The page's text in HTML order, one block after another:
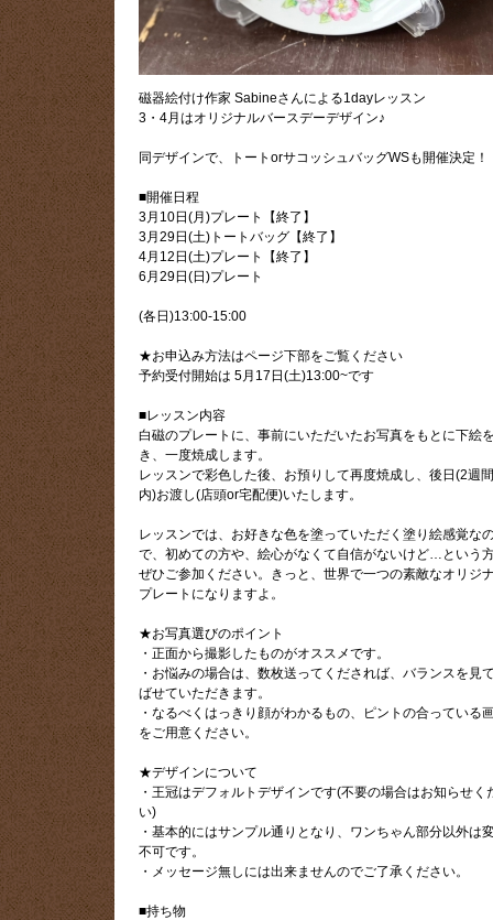
磁器絵付け作家 Sabineさんによる1dayレッスン
3・4月はオリジナルバースデーデザイン♪
同デザインで、トートorサコッシュバッグWSも開催決定！
■開催日程
3月10日(月)プレート【終了】
3月29日(土)トートバッグ【終了】
4月12日(土)プレート【終了】
6月29日(日)プレート
(各日)13:00-15:00
★お申込み方法はページ下部をご覧ください
予約受付開始は 5月17日(土)13:00~です
■レッスン内容
白磁のプレートに、事前にいただいたお写真をもとに下絵
き、一度焼成します。
レッスンで彩色した後、お預りして再度焼成し、後日(2週
内)お渡し(店頭or宅配便)いたします。
レッスンでは、お好きな色を塗っていただく塗り絵感覚な
で、初めての方や、絵心がなくて自信がないけど…という
ぜひご参加ください。きっと、世界で一つの素敵なオリジ
プレートになりますよ。
★お写真選びのポイント
・正面から撮影したものがオススメです。
・お悩みの場合は、数枚送ってくだされば、バランスを見
ばせていただきます。
・なるべくはっきり顔がわかるもの、ピントの合っている
をご用意ください。
★デザインについて
・王冠はデフォルトデザインです(不要の場合はお知らせく
い)
・基本的にはサンプル通りとなり、ワンちゃん部分以外は
不可です。
・メッセージ無しには出来ませんのでご了承ください。
■持ち物